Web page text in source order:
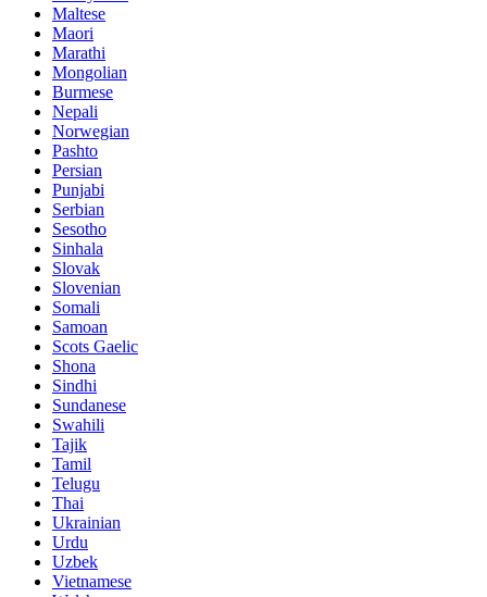
Maltese
Maori
Marathi
Mongolian
Burmese
Nepali
Norwegian
Pashto
Persian
Punjabi
Serbian
Sesotho
Sinhala
Slovak
Slovenian
Somali
Samoan
Scots Gaelic
Shona
Sindhi
Sundanese
Swahili
Tajik
Tamil
Telugu
Thai
Ukrainian
Urdu
Uzbek
Vietnamese